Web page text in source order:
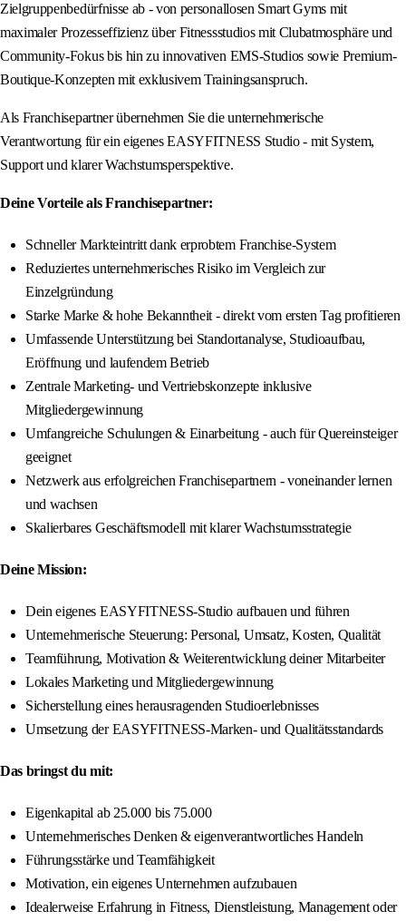
Zielgruppenbedürfnisse ab - von personallosen Smart Gyms mit
maximaler Prozesseffizienz über Fitnessstudios mit Clubatmosphäre und
Community-Fokus bis hin zu innovativen EMS-Studios sowie Premium-
Boutique-Konzepten mit exklusivem Trainingsanspruch.
Als Franchisepartner übernehmen Sie die unternehmerische
Verantwortung für ein eigenes EASYFITNESS Studio - mit System,
Support und klarer Wachstumsperspektive.
Deine Vorteile als Franchisepartner:
Schneller Markteintritt dank erprobtem Franchise-System
Reduziertes unternehmerisches Risiko im Vergleich zur
Einzelgründung
Starke Marke & hohe Bekanntheit - direkt vom ersten Tag profitieren
Umfassende Unterstützung bei Standortanalyse, Studioaufbau,
Eröffnung und laufendem Betrieb
Zentrale Marketing- und Vertriebskonzepte inklusive
Mitgliedergewinnung
Umfangreiche Schulungen & Einarbeitung - auch für Quereinsteiger
geeignet
Netzwerk aus erfolgreichen Franchisepartnern - voneinander lernen
und wachsen
Skalierbares Geschäftsmodell mit klarer Wachstumsstrategie
Deine Mission:
Dein eigenes EASYFITNESS-Studio aufbauen und führen
Unternehmerische Steuerung: Personal, Umsatz, Kosten, Qualität
Teamführung, Motivation & Weiterentwicklung deiner Mitarbeiter
Lokales Marketing und Mitgliedergewinnung
Sicherstellung eines herausragenden Studioerlebnisses
Umsetzung der EASYFITNESS-Marken- und Qualitätsstandards
Das bringst du mit:
Eigenkapital ab 25.000 bis 75.000
Unternehmerisches Denken & eigenverantwortliches Handeln
Führungsstärke und Teamfähigkeit
Motivation, ein eigenes Unternehmen aufzubauen
Idealerweise Erfahrung in Fitness, Dienstleistung, Management oder